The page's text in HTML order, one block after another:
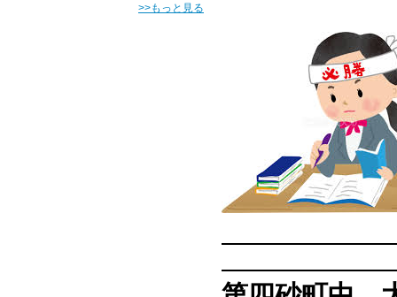
>>もっと見る